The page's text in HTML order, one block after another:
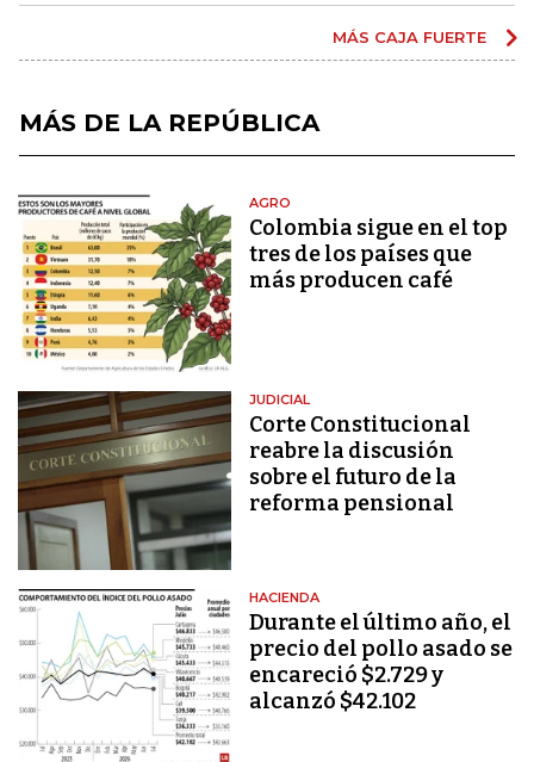
MÁS CAJA FUERTE
MÁS DE LA REPÚBLICA
AGRO
Colombia sigue en el top
tres de los países que
más producen café
JUDICIAL
Corte Constitucional
reabre la discusión
sobre el futuro de la
reforma pensional
HACIENDA
Durante el último año, el
precio del pollo asado se
encareció $2.729 y
alcanzó $42.102